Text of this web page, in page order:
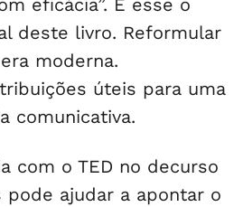
eficácia”. É esse o
deste livro. Reformular
moderna.
úteis para uma
comunicativa.
com o TED no decurso
ajudar a apontar o